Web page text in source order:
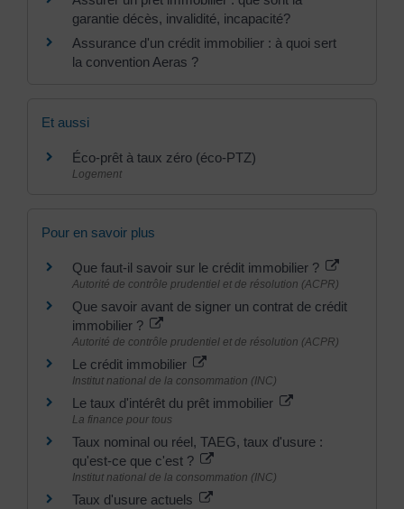
garantie décès, invalidité, incapacité?
Assurance d'un crédit immobilier : à quoi sert
la convention Aeras ?
Et aussi
Éco-prêt à taux zéro (éco-PTZ)
Logement
Pour en savoir plus
Que faut-il savoir sur le crédit immobilier ?
Autorité de contrôle prudentiel et de résolution (ACPR)
Que savoir avant de signer un contrat de crédit
immobilier ?
Autorité de contrôle prudentiel et de résolution (ACPR)
Le crédit immobilier
Institut national de la consommation (INC)
Le taux d'intérêt du prêt immobilier
La finance pour tous
Taux nominal ou réel, TAEG, taux d'usure :
qu'est-ce que c'est ?
Institut national de la consommation (INC)
Taux d'usure actuels